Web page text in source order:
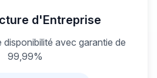
d'Entreprise
disponibilité avec garantie de
99,99%